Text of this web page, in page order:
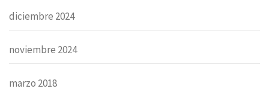
diciembre 2024
noviembre 2024
marzo 2018